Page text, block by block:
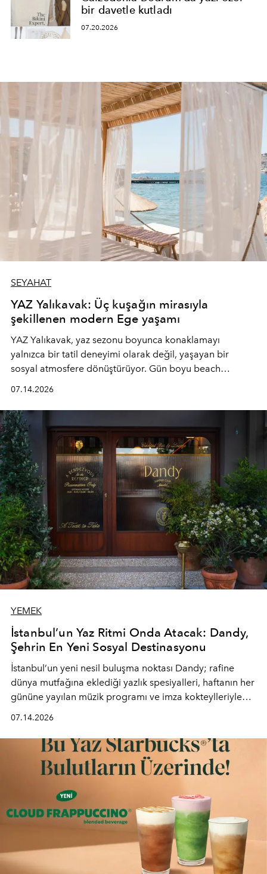
bir davetle kutladı
07.20.2026
SEYAHAT
YAZ Yalıkavak: Üç kuşağın mirasıyla
şekillenen modern Ege yaşamı
YAZ Yalıkavak, yaz sezonu boyunca konaklamayı
yalnızca bir tatil deneyimi olarak değil, yaşayan bir
sosyal atmosfere dönüştürüyor. Gün boyu beach
mutfağını modern dokunuşlarla müzikle buluşturan
tematik gastronomi geceleri misafirlerle buluşuyor.
Paylaşıma, lezzete ve müziğe odaklanan bu özel
akşamlar, YAZ’ın sade lüks anlayışını gün batımından
geceye taşıyarak her hafta farklı bir deneyim sunuyor.
07.14.2026
YEMEK
İstanbul’un Yaz Ritmi Onda Atacak: Dandy,
Şehrin En Yeni Sosyal Destinasyonu
İstanbul’un yeni nesil buluşma noktası Dandy; rafine
dünya mutfağına eklediği yazlık spesiyalleri, haftanın her
gününe yayılan müzik programı ve imza kokteylleriyle
lüks" anlayışıyla buluşturan mekan; gurme lezzetleri, iyi
müziği ve açık havadaki özel puro alanını tek bir çatı
altında sunuyor.
07.14.2026